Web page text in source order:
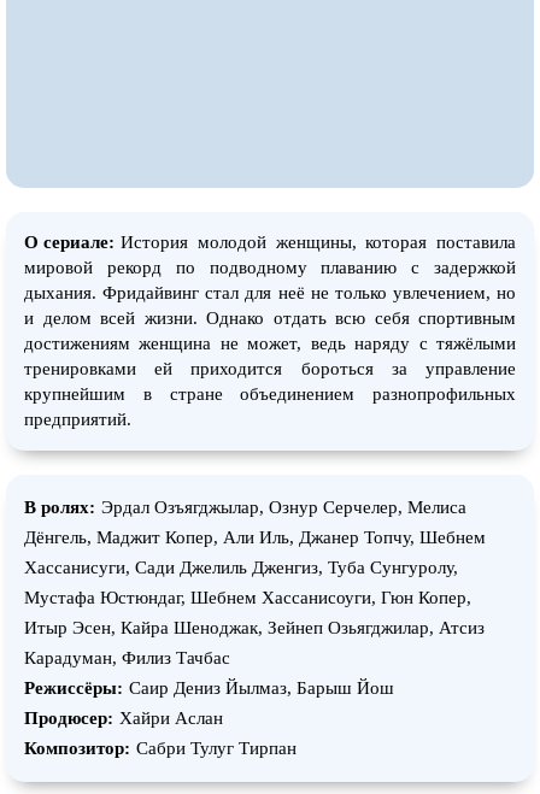
О сериале: История молодой женщины, которая поставила
мировой рекорд по подводному плаванию с задержкой
дыхания. Фридайвинг стал для неё не только увлечением, но
и делом всей жизни. Однако отдать всю себя спортивным
достижениям женщина не может, ведь наряду с тяжёлыми
тренировками ей приходится бороться за управление
крупнейшим в стране объединением разнопрофильных
предприятий.
В ролях: Эрдал Озъягджылар, Ознур Серчелер, Мелиса
Дёнгель, Маджит Копер, Али Иль, Джанер Топчу, Шебнем
Хассанисуги, Сади Джелиль Дженгиз, Туба Сунгуролу,
Мустафа Юстюндаг, Шебнем Хассанисоуги, Гюн Копер,
Итыр Эсен, Кайра Шеноджак, Зейнеп Озьягджилар, Атсиз
Карадуман, Филиз Тачбас
Режиссёры: Саир Дениз Йылмаз, Барыш Йош
Продюсер: Хайри Аслан
Композитор: Сабри Тулуг Тирпан